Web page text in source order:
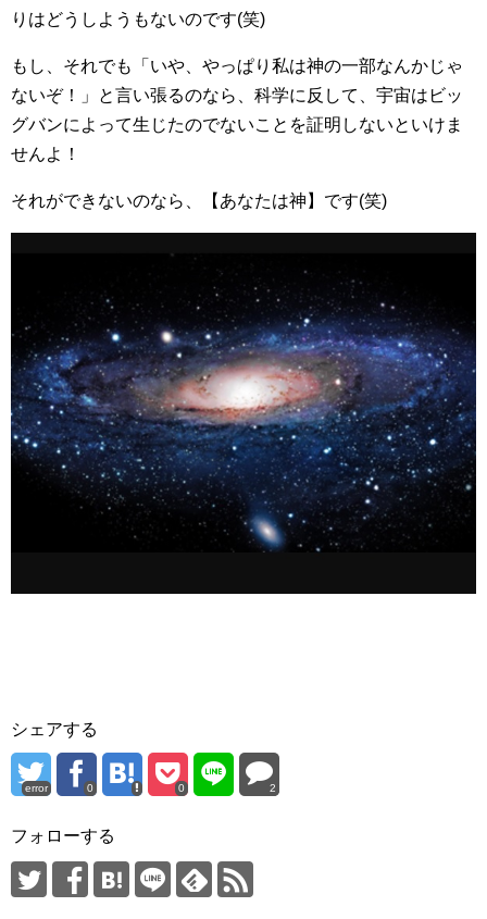
りはどうしようもないのです(笑)
もし、それでも「いや、やっぱり私は神の一部なんかじゃ
ないぞ！」と言い張るのなら、科学に反して、宇宙はビッ
グバンによって生じたのでないことを証明しないといけま
せんよ！
それができないのなら、【あなたは神】です(笑)
シェアする
error 0 0 2
フォローする